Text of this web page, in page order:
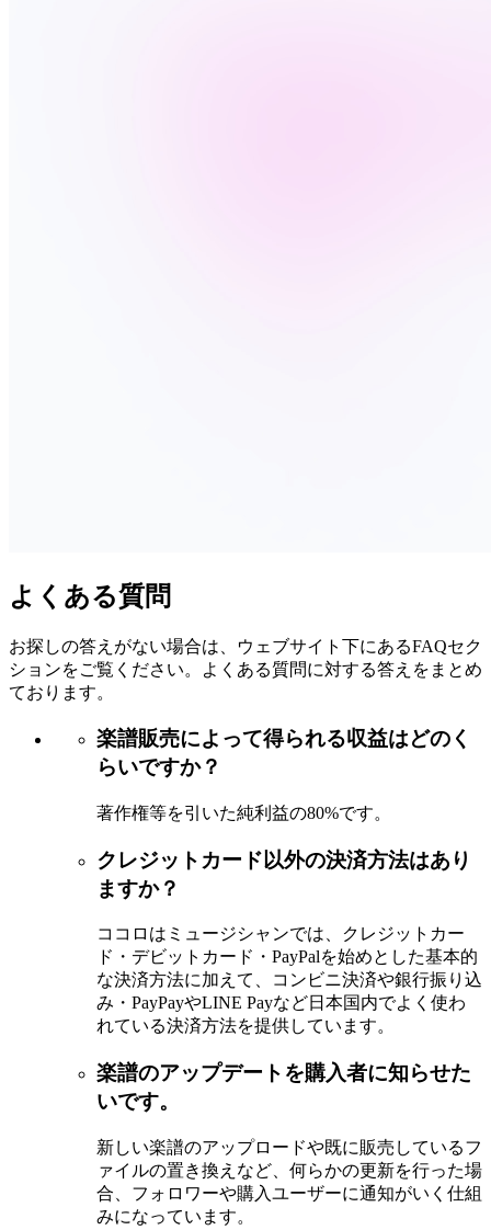
よくある質問
お探しの答えがない場合は、ウェブサイト下にあるFAQセク
ションをご覧ください。よくある質問に対する答えをまとめ
ております。
楽譜販売によって得られる収益はどのく
らいですか？
著作権等を引いた純利益の80%です。
クレジットカード以外の決済方法はあり
ますか？
ココロはミュージシャンでは、クレジットカー
ド・デビットカード・PayPalを始めとした基本的
な決済方法に加えて、コンビニ決済や銀行振り込
み・PayPayやLINE Payなど日本国内でよく使わ
れている決済方法を提供しています。
楽譜のアップデートを購入者に知らせた
いです。
新しい楽譜のアップロードや既に販売しているフ
ァイルの置き換えなど、何らかの更新を行った場
合、フォロワーや購入ユーザーに通知がいく仕組
みになっています。